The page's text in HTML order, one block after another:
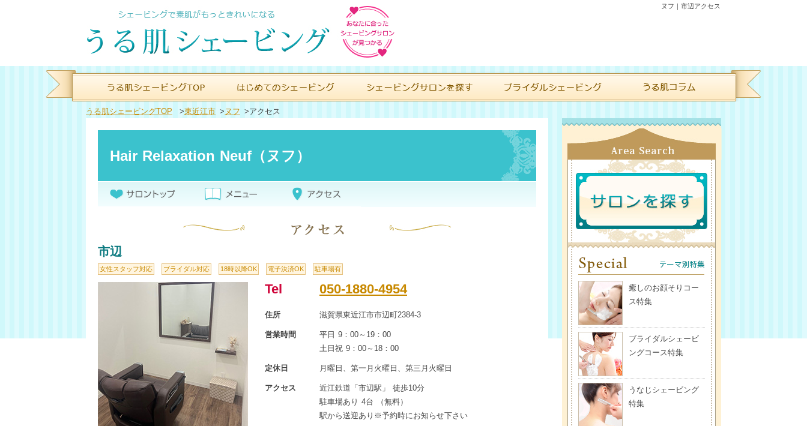
ヌフ｜市辺アクセス
うる肌シェービングTOP >東近江市 > ヌフ >アクセス
Hair Relaxation Neuf（ヌフ）
市辺
女性スタッフ対応 ブライダル対応 18時以降OK 電子決済OK 駐車場有
Tel 050-1880-4954
住所 滋賀県東近江市市辺町2384-3
営業時間
平日 9：00～19：00
土日祝 9：00～18：00
定休日 月曜日、第一月火曜日、第三月火曜日
アクセス
近江鉄道「市辺駅」 徒歩10分
駐車場あり 4台 （無料）
駅から送迎あり※予約時にお知らせ下さい
癒しのお顔そりコー
ス特集
ブライダルシェービ
ングコース特集
うなじシェービング
特集